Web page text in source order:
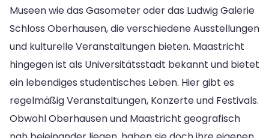
Museen wie das Gasometer oder das Ludwig Galerie
Schloss Oberhausen, die verschiedene Ausstellungen
und kulturelle Veranstaltungen bieten. Maastricht
hingegen ist als Universitätsstadt bekannt und bietet
ein lebendiges studentisches Leben. Hier gibt es
regelmäßig Veranstaltungen, Konzerte und Festivals.
Obwohl Oberhausen und Maastricht geografisch